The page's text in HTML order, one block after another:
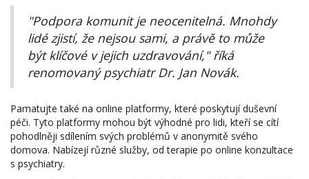
"Podpora komunit je neocenitelná. Mnohdy
lidé zjistí, že nejsou sami, a právě to může
být klíčové v jejich uzdravování," říká
renomovaný psychiatr Dr. Jan Novák.
Pamatujte také na online platformy, které poskytují duševní
péči. Tyto platformy mohou být výhodné pro lidi, kteří se cítí
pohodlněji sdílením svých problémů v anonymitě svého
domova. Nabízejí různé služby, od terapie po online konzultace
s psychiatry.